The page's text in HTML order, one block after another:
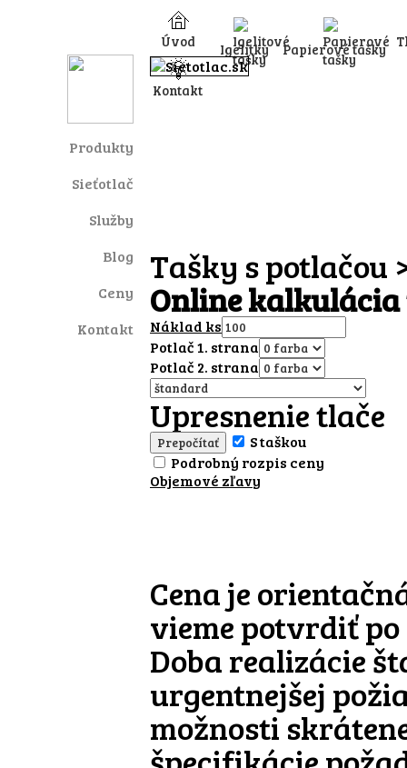
Produkty
Sieťotlač
Služby
Blog
Ceny
Kontakt
Úvod Igelitky Papierové tašky
Kontakt
Tašky s potlačou
Online
Náklad ks
Potlač 1. strana
Potlač 2. strana
Upresnenie tlače
S taškou
Podrobný rozpis ceny
Objemové zľavy
Cena je
vieme potvrdiť
Doba realizácie
urgentnejšej
možnosti